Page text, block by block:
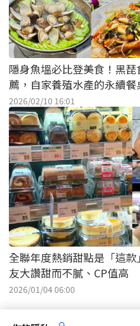
隱身魚塭必比登美食！黑
薦，自家養殖水產的永續餐
2026/02/10 16:01
全聯年度熱銷甜點是「這
友大讚甜而不膩、CP值高
2026/01/04 06:00